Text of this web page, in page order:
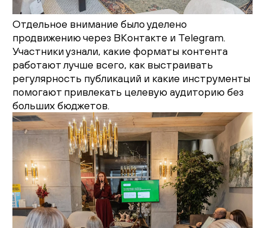
Отдельное внимание было уделено
продвижению через ВКонтакте и Telegram.
Участники узнали, какие форматы контента
работают лучше всего, как выстраивать
регулярность публикаций и какие инструменты
помогают привлекать целевую аудиторию без
больших бюджетов.